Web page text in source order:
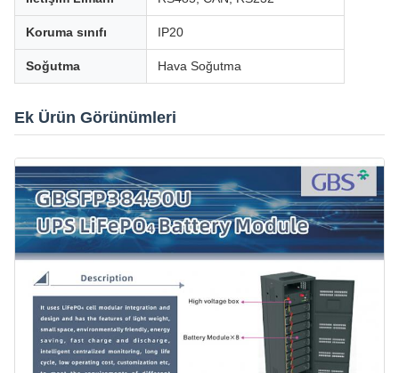
Koruma sınıfı IP20
Soğutma Hava Soğutma
Ek Ürün Görünümleri